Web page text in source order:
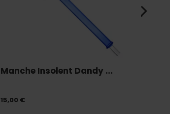
Manche Insolent Dandy ...
15,00 €